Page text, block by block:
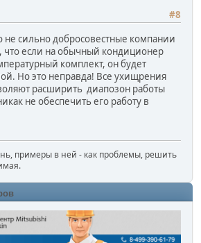
#8
не сильно добросовестные компании
если на обычный кондиционер
комплект, он будет
Но это неправда! Все ухищрения
расширить диапозон работы
не обеспечить его работу в
примеры в ней - как проблемы, решить